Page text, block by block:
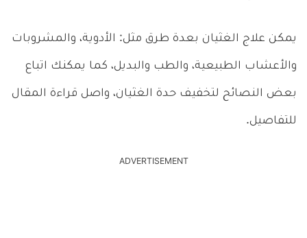
يمكن علاج الغثيان بعدة طرق مثل: الأدوية، والمشروبات
والأعشاب الطبيعية، والطب والبديل، كما يمكنك اتباع
بعض النصائح لتخفيف حدة الغثيان، واصل قراءة المقال
للتفاصيل.
ADVERTISEMENT